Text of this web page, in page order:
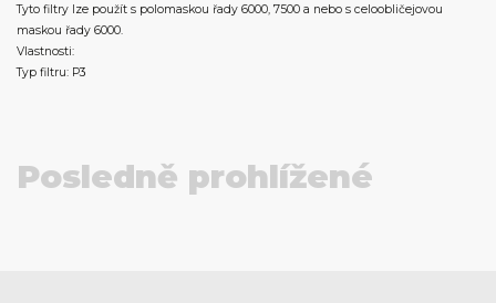
Tyto filtry lze použít s polomaskou řady 6000, 7500 a nebo s celoobličejovou
maskou řady 6000.
Vlastnosti:
Typ filtru: P3
Posledně prohlížené